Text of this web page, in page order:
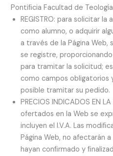
Pontiﬁcia Facultad de
REGISTRO: para solicitar la
como alumno, o adquirir
a través de la Página Web,
se registre,
para tramitar la solicitud;
como campos obligatorios
posible tramitar su pedido.
PRECIOS INDICADOS EN
ofertados en la Web se
incluyen el I.V.A. Las
Página Web, no afectarán
hayan conﬁrmado y